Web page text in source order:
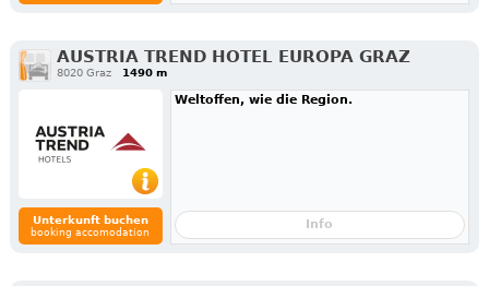
AUSTRIA TREND HOTEL EUROPA GRAZ
8020 Graz 1490 m
Unterkunft buchen
booking accomodation
Weltoffen, wie die Region.
Info